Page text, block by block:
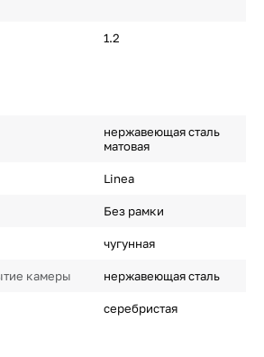
1.2
нержавеющая сталь
матовая
Linea
Без рамки
чугунная
камеры нержавеющая сталь
серебристая